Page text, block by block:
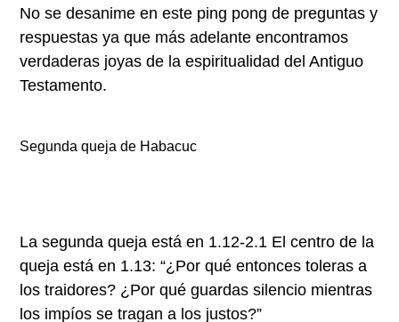
No se desanime en este ping pong de preguntas y
respuestas ya que más adelante encontramos
verdaderas joyas de la espiritualidad del Antiguo
Testamento.
Segunda queja de Habacuc
La segunda queja está en 1.12-2.1 El centro de la
queja está en 1.13: “¿Por qué entonces toleras a
los traidores? ¿Por qué guardas silencio mientras
los impíos se tragan a los justos?”